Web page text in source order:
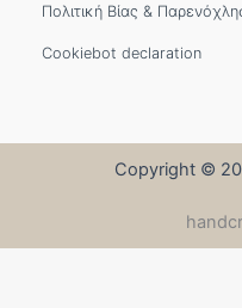
Πολιτική Βίας &
Cookiebot declaration
Copyright ©